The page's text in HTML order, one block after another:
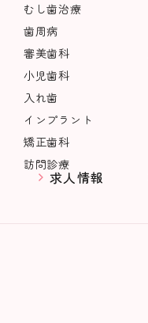
むし歯治療
歯周病
審美歯科
小児歯科
入れ歯
インプラント
矯正歯科
訪問診療
求人情報